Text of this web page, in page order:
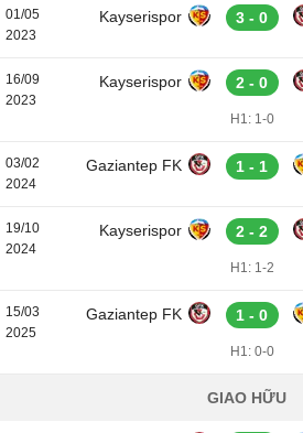
01/05
2023
Kayserispor 3 - 0
16/09
2023
Kayserispor 2 - 0
H1: 1-0
03/02
2024
Gaziantep FK 1 - 1
19/10
2024
Kayserispor 2 - 2
H1: 1-2
15/03
2025
Gaziantep FK 1 - 0
H1: 0-0
GIAO HỮU